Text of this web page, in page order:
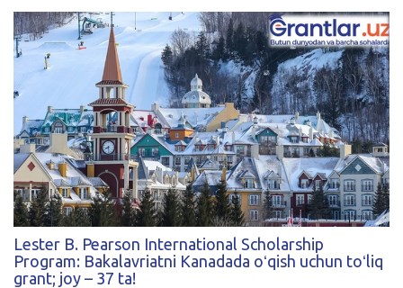
Kurslar
Blog
Yana
Qidirish
Lester B. Pearson International Scholarship
Program: Bakalavriatni Kanadada oʻqish uchun toʻliq
grant; joy – 37 ta!